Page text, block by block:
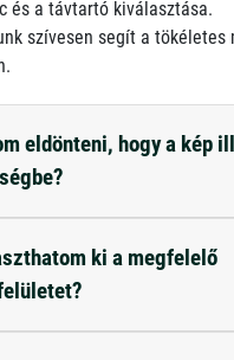
és a távtartó kiválasztása.
szívesen segít a tökéletes
eldönteni, hogy a kép
ki a megfelelő